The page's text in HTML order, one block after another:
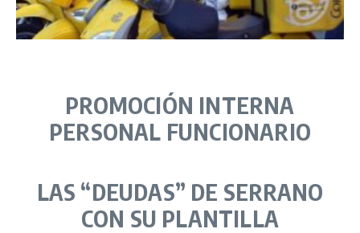
PROMOCIÓN INTERNA
PERSONAL FUNCIONARIO
LAS “DEUDAS” DE SERRANO
CON SU PLANTILLA